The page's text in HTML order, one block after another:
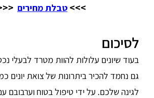
>>>טבלת מחירים
לסיכום
בעוד שיונים עלולות להוות מטרד לבעלי
גם נחמד להכיר ביתרונות של צואת יונים
לגינה שלכם. על ידי טיפול בטוח וערבובם